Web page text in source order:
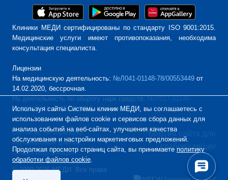
Используя сайты Системы клиник МЕДИ, вы соглашаетесь с
использованием файлов cookie и сервисов сбора данных для
анализа событий на веб-сайтах, улучшения качества
обслуживания и настройки маркетинговых предложений.
Продолжая просмотр страниц сайта, вы принимаете политику
обработки файлов cookie.
Клиники МЕДИ сертифицированы по стандарту ISO 9001:2015.
Медицинские услуги имеют противопоказания, необходима
консультация специалиста.
Лицензии
На медицинскую деятельность: №Л041-01148-78/00553449 от
14.02.2020, бессрочная.
На деятельность по обороту нарк.средств:
78/00147611от 05.03.2019, бессрочная.
Согласие на обработку
персональных данных
Общая информация
© 1999-2026 МЕДИ. Все права
Версия сайта для
слабовидящих
Дизайн